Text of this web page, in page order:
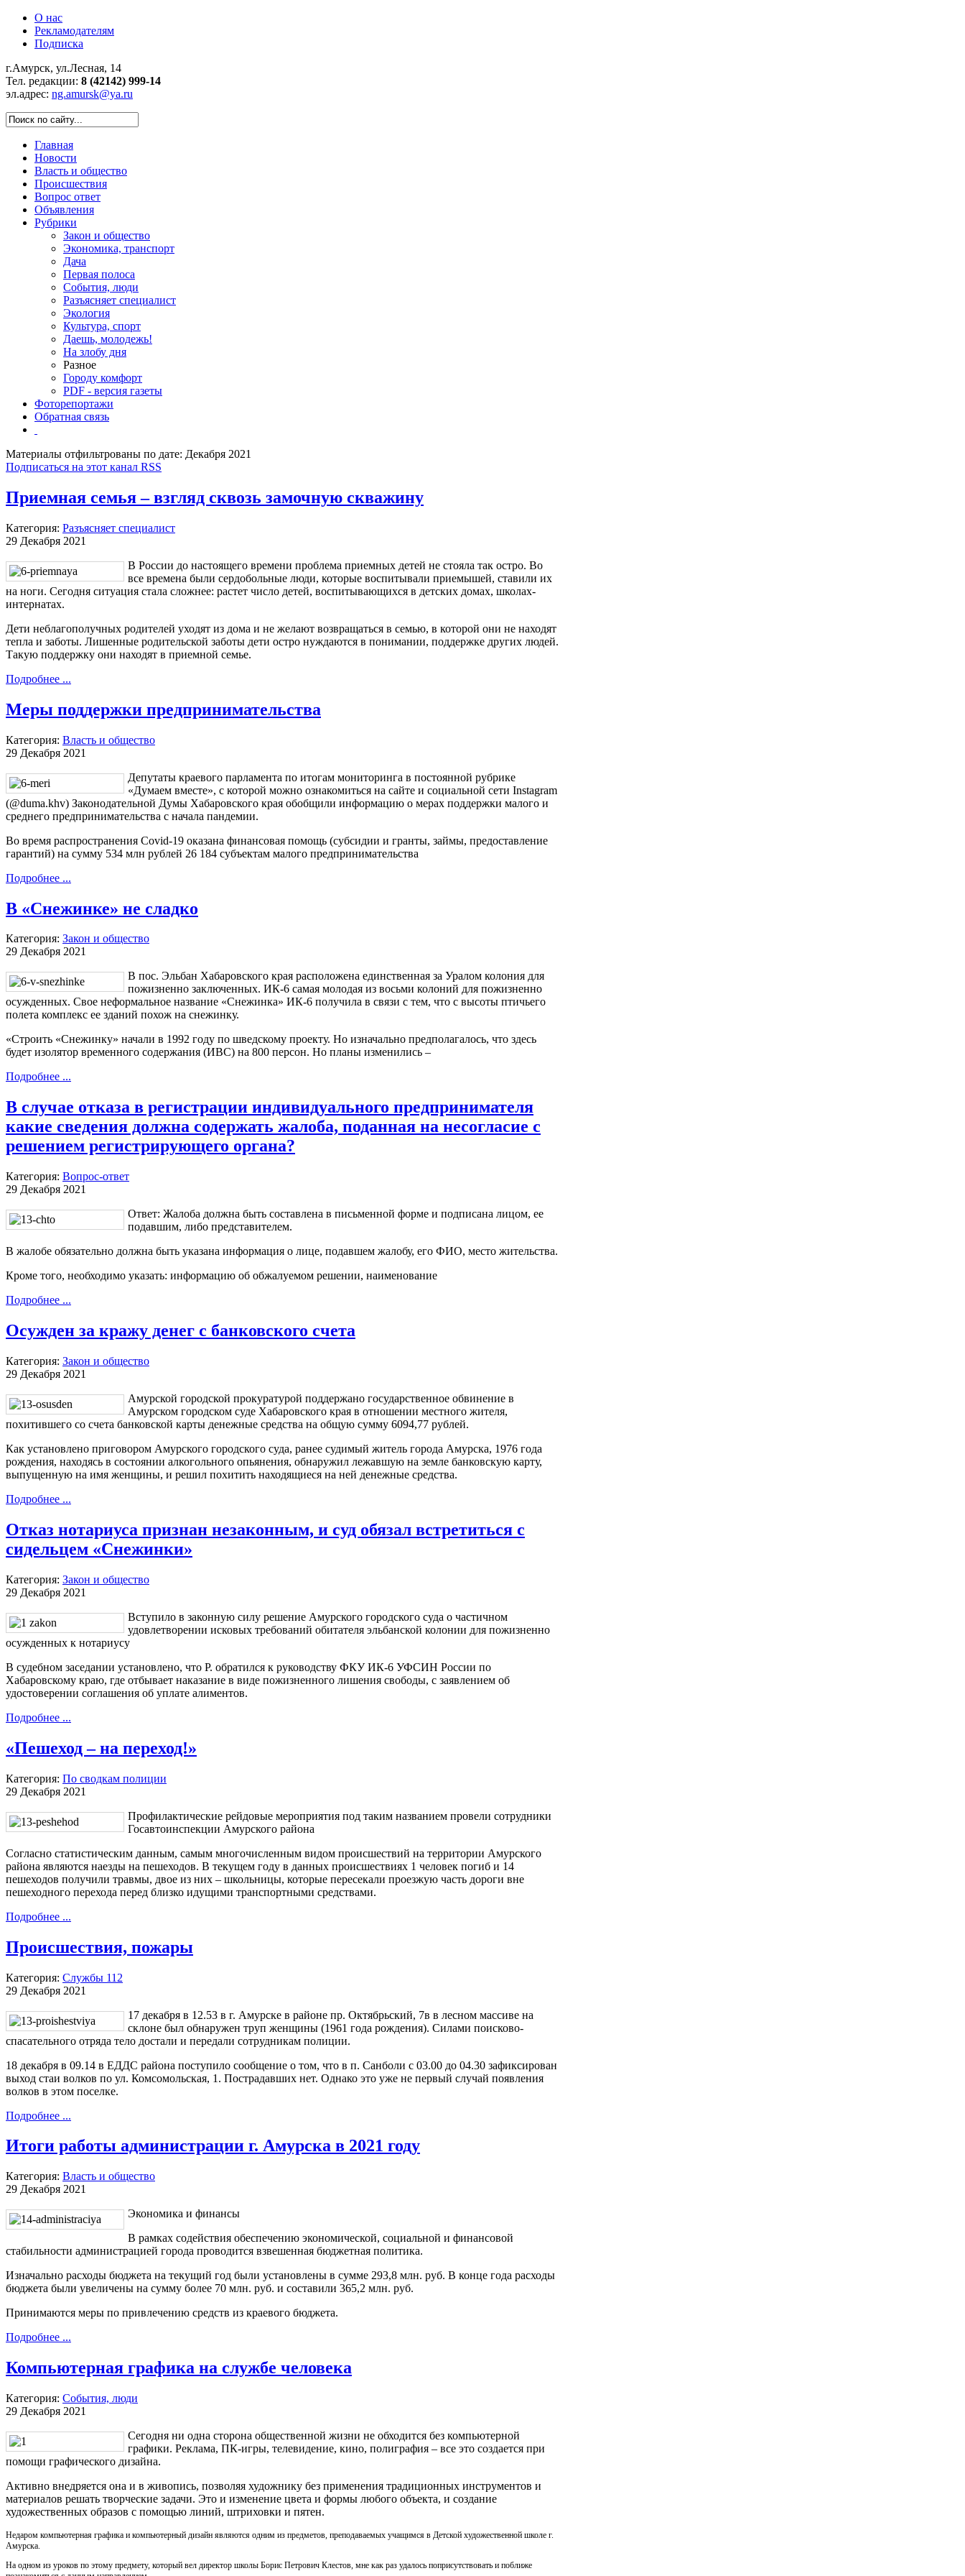
О нас
Рекламодателям
Подписка
г.Амурск, ул.Лесная, 14
Тел. редакции: 8 (42142) 999-14
эл.адрес: ng.amursk@ya.ru
Главная
Новости
Власть и общество
Происшествия
Вопрос ответ
Объявления
Рубрики
Закон и общество
Экономика, транспорт
Дача
Первая полоса
События, люди
Разъясняет специалист
Экология
Культура, спорт
Даешь, молодежь!
На злобу дня
Разное
Городу комфорт
PDF - версия газеты
Фоторепортажи
Обратная связь
Материалы отфильтрованы по дате: Декабря 2021
Подписаться на этот канал RSS
Приемная семья – взгляд сквозь замочную скважину
Категория: Разъясняет специалист
29 Декабря 2021
В России до настоящего времени проблема приемных детей не стояла так остро. Во
все времена были сердобольные люди, которые воспитывали приемышей, ставили их
на ноги. Сегодня ситуация стала сложнее: растет число детей, воспитывающихся в детских домах, школах-
интернатах.
Дети неблагополучных родителей уходят из дома и не желают возвращаться в семью, в которой они не находят
тепла и заботы. Лишенные родительской заботы дети остро нуждаются в понимании, поддержке других людей.
Такую поддержку они находят в приемной семье.
Подробнее ...
Меры поддержки предпринимательства
Категория: Власть и общество
29 Декабря 2021
Депутаты краевого парламента по итогам мониторинга в постоянной рубрике
«Думаем вместе», с которой можно ознакомиться на сайте и социальной сети Instagram
(@duma.khv) Законодательной Думы Хабаровского края обобщили информацию о мерах поддержки малого и
среднего предпринимательства с начала пандемии.
Во время распространения Covid-19 оказана финансовая помощь (субсидии и гранты, займы, предоставление
гарантий) на сумму 534 млн рублей 26 184 субъектам малого предпринимательства
Подробнее ...
В «Снежинке» не сладко
Категория: Закон и общество
29 Декабря 2021
В пос. Эльбан Хабаровского края расположена единственная за Уралом колония для
пожизненно заключенных. ИК-6 самая молодая из восьми колоний для пожизненно
осужденных. Свое неформальное название «Снежинка» ИК-6 получила в связи с тем, что с высоты птичьего
полета комплекс ее зданий похож на снежинку.
«Строить «Снежинку» начали в 1992 году по шведскому проекту. Но изначально предполагалось, что здесь
будет изолятор временного содержания (ИВС) на 800 персон. Но планы изменились –
Подробнее ...
В случае отказа в регистрации индивидуального предпринимателя
какие сведения должна содержать жалоба, поданная на несогласие с
решением регистрирующего органа?
Категория: Вопрос-ответ
29 Декабря 2021
Ответ: Жалоба должна быть составлена в письменной форме и подписана лицом, ее
подавшим, либо представителем.
В жалобе обязательно должна быть указана информация о лице, подавшем жалобу, его ФИО, место жительства.
Кроме того, необходимо указать: информацию об обжалуемом решении, наименование
Подробнее ...
Осужден за кражу денег с банковского счета
Категория: Закон и общество
29 Декабря 2021
Амурской городской прокуратурой поддержано государственное обвинение в
Амурском городском суде Хабаровского края в отношении местного жителя,
похитившего со счета банковской карты денежные средства на общую сумму 6094,77 рублей.
Как установлено приговором Амурского городского суда, ранее судимый житель города Амурска, 1976 года
рождения, находясь в состоянии алкогольного опьянения, обнаружил лежавшую на земле банковскую карту,
выпущенную на имя женщины, и решил похитить находящиеся на ней денежные средства.
Подробнее ...
Отказ нотариуса признан незаконным, и суд обязал встретиться с
сидельцем «Снежинки»
Категория: Закон и общество
29 Декабря 2021
Вступило в законную силу решение Амурского городского суда о частичном
удовлетворении исковых требований обитателя эльбанской колонии для пожизненно
осужденных к нотариусу
В судебном заседании установлено, что Р. обратился к руководству ФКУ ИК-6 УФСИН России по
Хабаровскому краю, где отбывает наказание в виде пожизненного лишения свободы, с заявлением об
удостоверении соглашения об уплате алиментов.
Подробнее ...
«Пешеход – на переход!»
Категория: По сводкам полиции
29 Декабря 2021
Профилактические рейдовые мероприятия под таким названием провели сотрудники
Госавтоинспекции Амурского района
Согласно статистическим данным, самым многочисленным видом происшествий на территории Амурского
района являются наезды на пешеходов. В текущем году в данных происшествиях 1 человек погиб и 14
пешеходов получили травмы, двое из них – школьницы, которые пересекали проезжую часть дороги вне
пешеходного перехода перед близко идущими транспортными средствами.
Подробнее ...
Происшествия, пожары
Категория: Службы 112
29 Декабря 2021
17 декабря в 12.53 в г. Амурске в районе пр. Октябрьский, 7в в лесном массиве на
склоне был обнаружен труп женщины (1961 года рождения). Силами поисково-
спасательного отряда тело достали и передали сотрудникам полиции.
18 декабря в 09.14 в ЕДДС района поступило сообщение о том, что в п. Санболи с 03.00 до 04.30 зафиксирован
выход стаи волков по ул. Комсомольская, 1. Пострадавших нет. Однако это уже не первый случай появления
волков в этом поселке.
Подробнее ...
Итоги работы администрации г. Амурска в 2021 году
Категория: Власть и общество
29 Декабря 2021
Экономика и финансы
В рамках содействия обеспечению экономической, социальной и финансовой
стабильности администрацией города проводится взвешенная бюджетная политика.
Изначально расходы бюджета на текущий год были установлены в сумме 293,8 млн. руб. В конце года расходы
бюджета были увеличены на сумму более 70 млн. руб. и составили 365,2 млн. руб.
Принимаются меры по привлечению средств из краевого бюджета.
Подробнее ...
Компьютерная графика на службе человека
Категория: События, люди
29 Декабря 2021
Сегодня ни одна сторона общественной жизни не обходится без компьютерной
графики. Реклама, ПК-игры, телевидение, кино, полиграфия – все это создается при
помощи графического дизайна.
Активно внедряется она и в живопись, позволяя художнику без применения традиционных инструментов и
материалов решать творческие задачи. Это и изменение цвета и формы любого объекта, и создание
художественных образов с помощью линий, штриховки и пятен.
Недаром компьютерная графика и компьютерный дизайн являются одним из предметов, преподаваемых учащимся в Детской художественной школе г.
Амурска.
На одном из уроков по этому предмету, который вел директор школы Борис Петрович Клестов, мне как раз удалось поприсутствовать и поближе